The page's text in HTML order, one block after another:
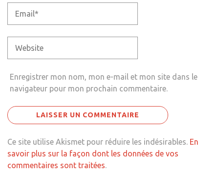
Enregistrer mon nom, mon e-mail et mon site dans le
navigateur pour mon prochain commentaire.
Ce site utilise Akismet pour réduire les indésirables. En
savoir plus sur la façon dont les données de vos
commentaires sont traitées.